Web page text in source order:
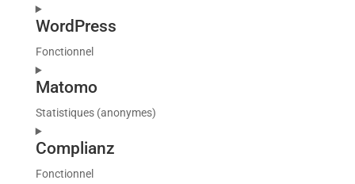
ads
Consent
to
service
custom-
WordPress
Fonctionnel
Consent
to
service
Matomo
Statistiques (anonymes)
Consent
to
service
Complianz
Fonctionnel